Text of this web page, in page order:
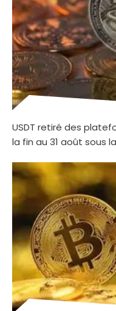
USDT retiré des
la fin au 31 août sous